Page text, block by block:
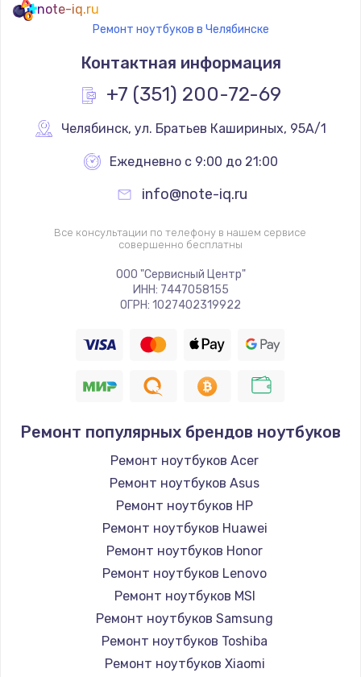
note-iq.ru
Ремонт ноутбуков в Челябинске
Контактная информация
+7 (351) 200-72-69
Челябинск, ул. Братьев Кашириных, 95А/1
Ежедневно с 9:00 до 21:00
info@note-iq.ru
Все консультации по телефону в нашем сервисе
совершенно бесплатны
ООО "Сервисный Центр"
ИНН: 7447058155
ОГРН: 1027402319922
Ремонт популярных брендов ноутбуков
Ремонт ноутбуков Acer
Ремонт ноутбуков Asus
Ремонт ноутбуков HP
Ремонт ноутбуков Huawei
Ремонт ноутбуков Honor
Ремонт ноутбуков Lenovo
Ремонт ноутбуков MSI
Ремонт ноутбуков Samsung
Ремонт ноутбуков Toshiba
Ремонт ноутбуков Xiaomi